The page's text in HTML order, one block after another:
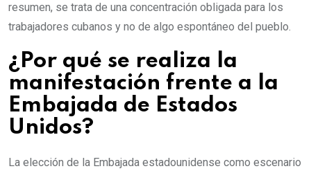
resumen, se trata de una concentración obligada para los
trabajadores cubanos y no de algo espontáneo del pueblo.
¿Por qué se realiza la
manifestación frente a la
Embajada de Estados
Unidos?
La elección de la Embajada estadounidense como escenario